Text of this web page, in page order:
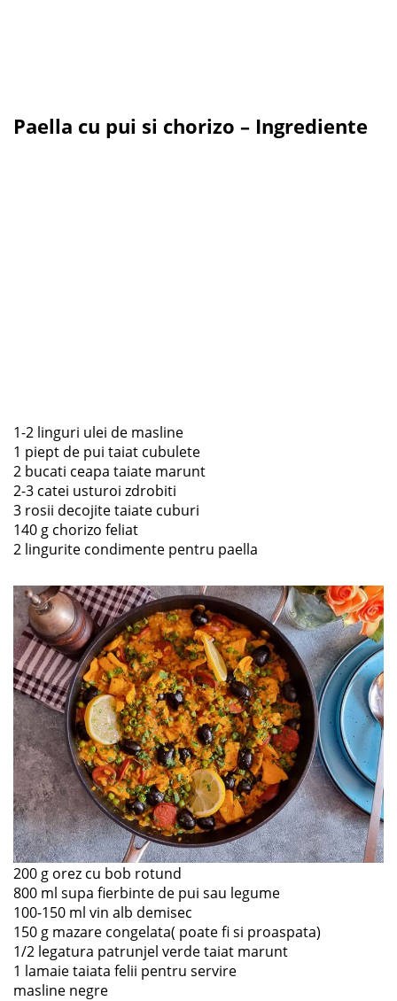
Paella cu pui si chorizo – Ingrediente
1-2 linguri ulei de masline
1 piept de pui taiat cubulete
2 bucati ceapa taiate marunt
2-3 catei usturoi zdrobiti
3 rosii decojite taiate cuburi
140 g chorizo feliat
2 lingurite condimente pentru paella
200 g orez cu bob rotund
800 ml supa fierbinte de pui sau legume
100-150 ml vin alb demisec
150 g mazare congelata( poate fi si proaspata)
1/2 legatura patrunjel verde taiat marunt
1 lamaie taiata felii pentru servire
masline negre